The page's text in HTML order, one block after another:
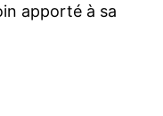
apporté à sa